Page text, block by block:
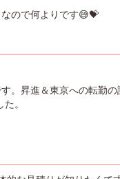
ので何よりです😅💝
。昇進＆東京への転勤
。